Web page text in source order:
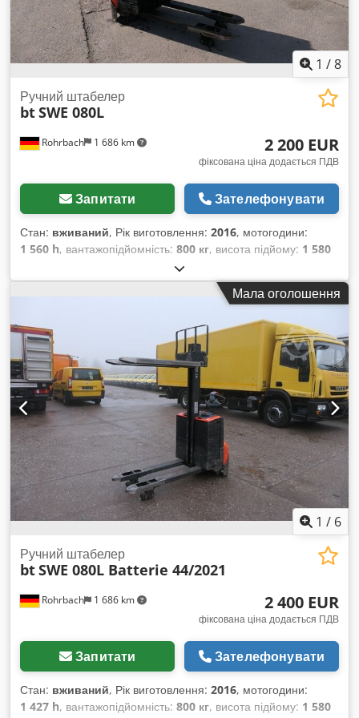
1 /8
Rohrbach 1 686 km
Ручний штабелер
btSWE 080L
2 200 EUR
фіксована ціна додається ПДВ
Запитати Зателефонувати
Стан: вживаний, Рік виготовлення: 2016, мотогодини:
1 560 h, вантажопідйомність: 800 кг, висота підйому: 1 580
електричний
1 900 мм, тип передачі:інше, загальна вага:730 кг, маса
, загальна довжина:1 800 мм,
, перша реєстрація:
10/2016
, водійська кабіна:
, клас
викидів:
електрика,
Мала оголошення
1 / 6
Rohrbach 1 686 km
Ручний штабелер
btSWE 080L Batterie 44/2021
2 400 EUR
фіксована ціна додається ПДВ
Запитати Зателефонувати
Стан: вживаний, Рік виготовлення: 2016, мотогодини:
1 427 h, вантажопідйомність: 800 кг, висота підйому: 1 580